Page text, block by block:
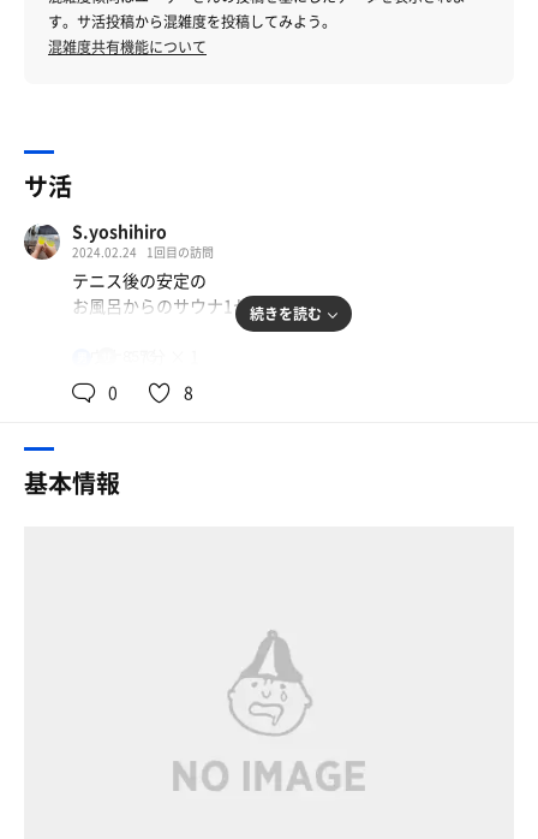
す。サ活投稿から混雑度を投稿してみよう。
混雑度共有機能について
サ活
S.yoshihiro
2024.02.24 1回目の訪問
テニス後の安定の
お風呂からのサウナ1セット！
水シャワー：1分 × 1
休憩：2分 × 1
一言：ジムに併設されているサウナ！大きくないサウナで
続きを読む
0 8
基本情報